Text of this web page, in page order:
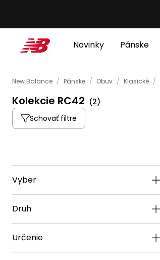
Novinky Pánske
New Balance / Pánske / Obuv / Klasické /
Kolekcie RC42 (2)
Schovať filtre
Vyber
Druh
Určenie